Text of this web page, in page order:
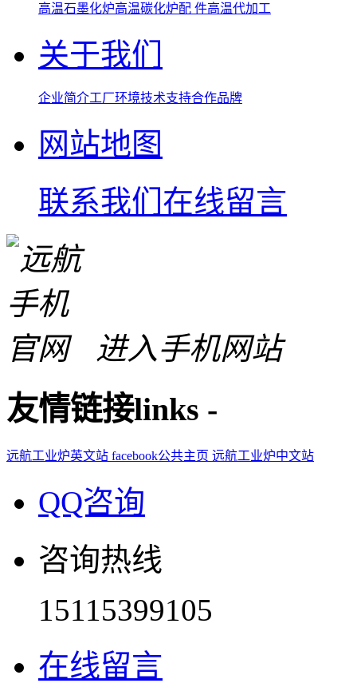
高温石墨化炉高温碳化炉配 件高温代加工
关于我们
企业简介工厂环境技术支持合作品牌
网站地图
联系我们 在线留言
进入手机网站
友情链接links -
远航工业炉英文站 facebook公共主页 远航工业炉中文站
QQ咨询
咨询热线
15115399105
在线留言